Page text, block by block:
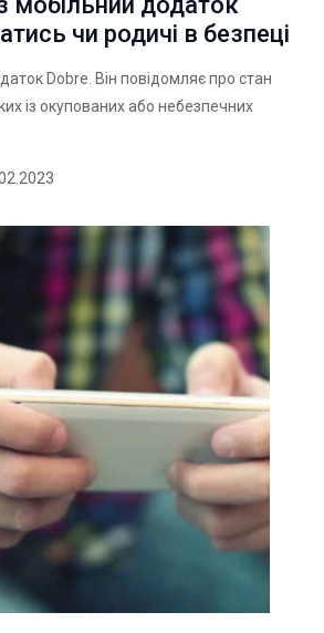
чи родичі в безпеці
Dobre. Він повідомляє про стан
із окупованих або небезпечних